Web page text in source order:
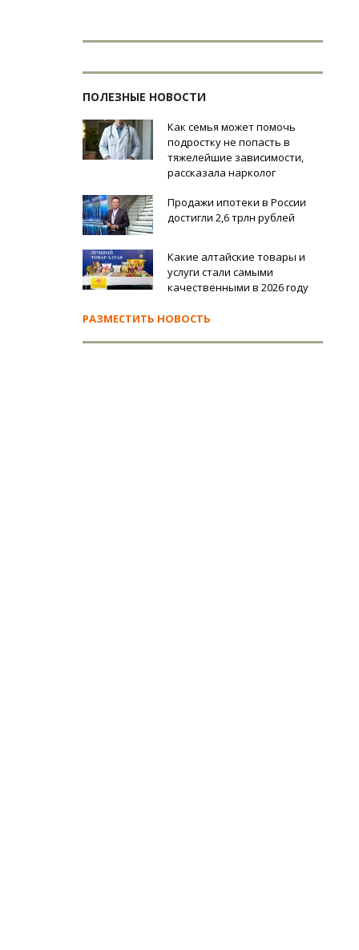
ПОЛЕЗНЫЕ НОВОСТИ
Как семья может помочь
подростку не попасть в
тяжелейшие зависимости,
рассказала нарколог
Продажи ипотеки в России
достигли 2,6 трлн рублей
Какие алтайские товары и
услуги стали самыми
качественными в 2026 году
РАЗМЕСТИТЬ НОВОСТЬ